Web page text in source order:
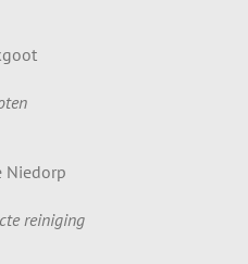
reiniging